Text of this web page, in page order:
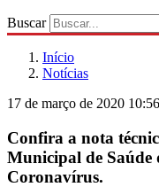
Buscar
Início
Notícias
17 de março de 2020 10:56
Confira a nota
Municipal de Saúde
Coronavírus.